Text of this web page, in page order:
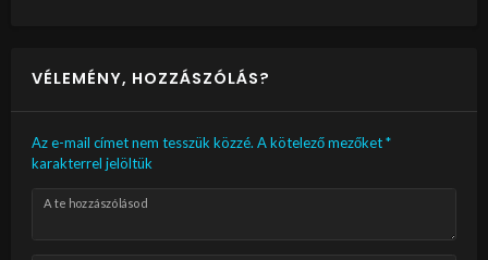
VÉLEMÉNY, HOZZÁSZÓLÁS?
Az e-mail címet nem tesszük közzé. A kötelező mezőket*
karakterrel jelöltük
A te hozzászólásod